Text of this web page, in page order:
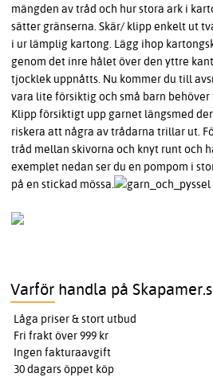
mängden av tråd och hur stora ark i
sätter gränserna. Skär/ klipp enkelt ut
i ur lämplig kartong. Lägg ihop
genom det inre hålet över den yttre
tjocklek uppnåtts. Nu kommer du till
vara lite försiktig och små barn
Klipp försiktigt upp garnet längsmed
riskera att några av trådarna trillar ut.
tråd mellan skivorna och knyt runt och
exemplet nedan ser du en pompom i
på en stickad mössa.
Varför handla på
Låga priser & stort utbud
Fri frakt över 999 kr
Ingen fakturaavgift
30 dagars öppet köp